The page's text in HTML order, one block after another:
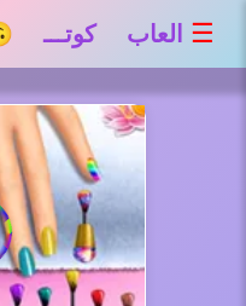
☰ العاب كوتـــ